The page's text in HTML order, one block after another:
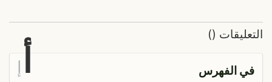
التعليقات (
)
في الفهرس أ إ